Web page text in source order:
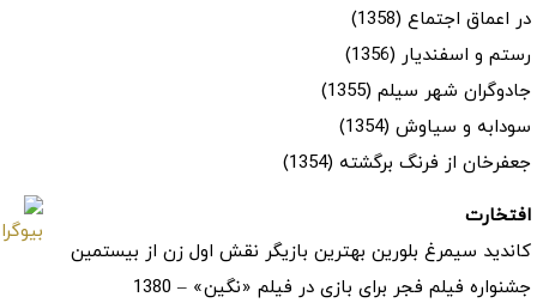
در اعماق اجتماع (1358)
رستم و اسفندیار (1356)
جادوگران شهر سیلم (1355)
سودابه و سیاوش (1354)
جعفرخان از فرنگ برگشته (1354)
افتخارت
کاندید سیمرغ بلورین بهترین بازیگر نقش اول زن از بیستمین
جشنواره فیلم فجر برای بازی در فیلم «نگین» – 1380